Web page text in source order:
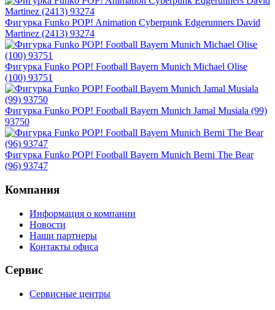
Фигурка Funko POP! Animation Cyberpunk Edgerunners David
Martinez (2413) 93274
Фигурка Funko POP! Football Bayern Munich Michael Olise
(100) 93751
Фигурка Funko POP! Football Bayern Munich Jamal Musiala (99)
93750
Фигурка Funko POP! Football Bayern Munich Berni The Bear
(96) 93747
Компания
Информация о компании
Новости
Наши партнеры
Контакты офиса
Сервис
Сервисные центры